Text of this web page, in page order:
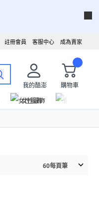
成為賣家
客服中心
註冊會員
我的酷澎
購物車
女性服飾
60每頁筆